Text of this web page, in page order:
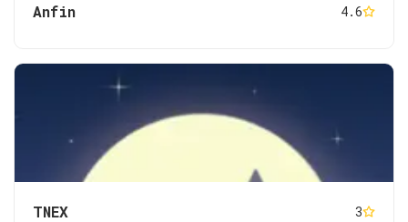
Anfin 4.6
TNEX
3